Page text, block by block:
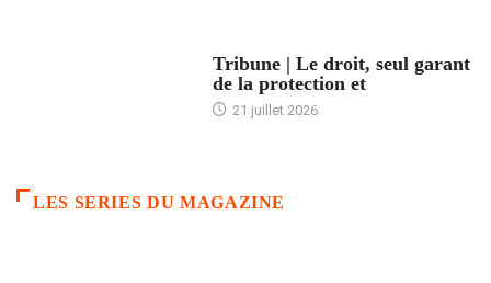
Tribune | Le droit, seul garant
de la protection et
21 juillet 2026
LES SERIES DU MAGAZINE